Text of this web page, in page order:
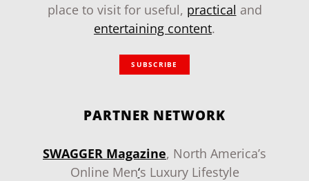
place to visit for useful, practical and
entertaining content.
SUBSCRIBE
PARTNER NETWORK
SWAGGER Magazine, North America’s
Online Men‘s Luxury Lifestyle